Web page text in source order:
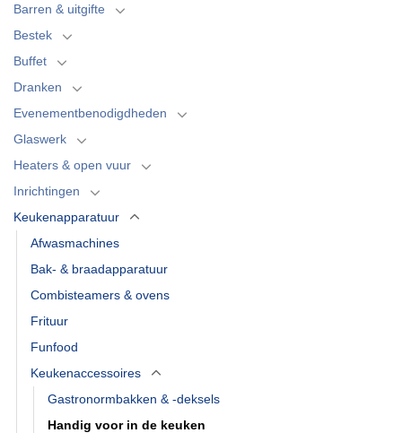
Barren & uitgifte
Bestek
Buffet
Dranken
Evenementbenodigdheden
Glaswerk
Heaters & open vuur
Inrichtingen
Keukenapparatuur
Afwasmachines
Bak- & braadapparatuur
Combisteamers & ovens
Frituur
Funfood
Keukenaccessoires
Gastronormbakken & -deksels
Handig voor in de keuken